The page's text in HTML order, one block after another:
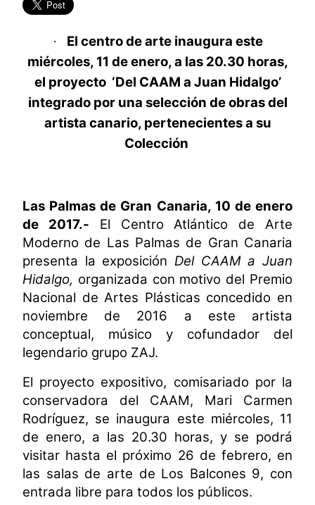
·
El centro de arte inaugura este
miércoles, 11 de enero, a las 20.30 horas,
el proyecto ‘Del CAAM a Juan Hidalgo’
integrado por una selección de obras del
artista canario, pertenecientes a su
Colección
Las Palmas de Gran Canaria, 10 de enero
de 2017.- El Centro Atlántico de Arte
Moderno de Las Palmas de Gran Canaria
presenta la exposición Del CAAM a Juan
Hidalgo, organizada con motivo del Premio
Nacional de Artes Plásticas concedido en
noviembre de 2016 a este artista
conceptual, músico y cofundador del
legendario grupo ZAJ.
El proyecto expositivo, comisariado por la
conservadora del CAAM, Mari Carmen
Rodríguez, se inaugura este miércoles, 11
de enero, a las 20.30 horas, y se podrá
visitar hasta el próximo 26 de febrero, en
las salas de arte de Los Balcones 9, con
entrada libre para todos los públicos.